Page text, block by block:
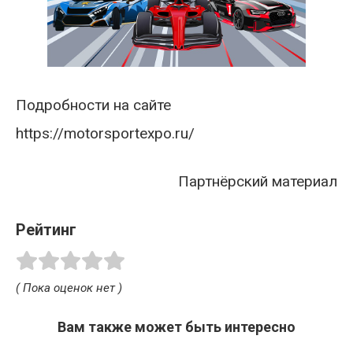
Подробности на сайте
https://motorsportexpo.ru/
Партнёрский материал
Рейтинг
( Пока оценок нет )
Вам также может быть интересно